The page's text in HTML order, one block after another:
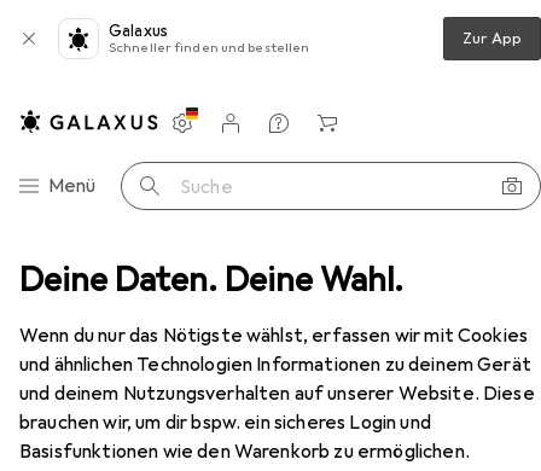
Deine Daten. Deine Wahl.
Wenn du nur das Nötigste wählst, erfassen wir mit Cookies
und ähnlichen Technologien Informationen zu deinem Gerät
und deinem Nutzungsverhalten auf unserer Website. Diese
brauchen wir, um dir bspw. ein sicheres Login und
Basisfunktionen wie den Warenkorb zu ermöglichen.
Galaxus
Schneller finden und bestellen Zur App
Navigation nach Kategorien
Menü Suche
Einstellungen
Kundenkonto
Vergleichslisten
Merklisten
Warenkorb
StarTech 15m Snagless Cat6 Patch Cable
StarTech15m Snagless Cat6 Patch
Cable
UTP, CAT6, 15 m